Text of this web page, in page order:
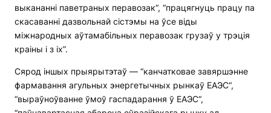
выкананні паветраных перавозак“, “працягнуць працу па
скасаванні дазвольнай сістэмы на ўсе віды
міжнародных аўтамабільных перавозак грузаў у трэція
краіны і з іх”.
Сярод іншых прыярытэтаў — “канчатковае завяршэнне
фармавання агульных энергетычных рынкаў ЕАЭС“,
“выраўноўванне ўмоў гаспадарання ў ЕАЭС“,